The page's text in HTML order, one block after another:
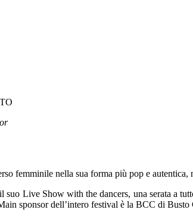
femminile nella sua forma più pop e autentica,
Live Show with the dancers, una serata a
sponsor dell’intero festival è la BCC di Busto